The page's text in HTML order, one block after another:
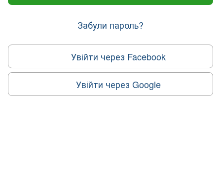
Забули пароль?
Увійти через Facebook
Увійти через Google